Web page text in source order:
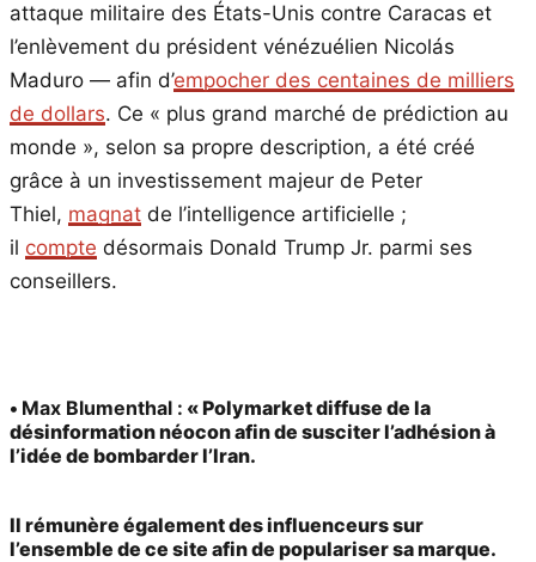
attaque militaire des États-Unis contre Caracas et
l’enlèvement du président vénézuélien Nicolás
Maduro — afin d’empocher des centaines de milliers
de dollars. Ce « plus grand marché de prédiction au
monde », selon sa propre description, a été créé
grâce à un investissement majeur de Peter
Thiel, magnat de l’intelligence artificielle ;
il compte désormais Donald Trump Jr. parmi ses
conseillers.
• Max Blumenthal : « Polymarket diffuse de la
désinformation néocon afin de susciter l’adhésion à
l’idée de bombarder l’Iran.
Il rémunère également des influenceurs sur
l’ensemble de ce site afin de populariser sa marque.